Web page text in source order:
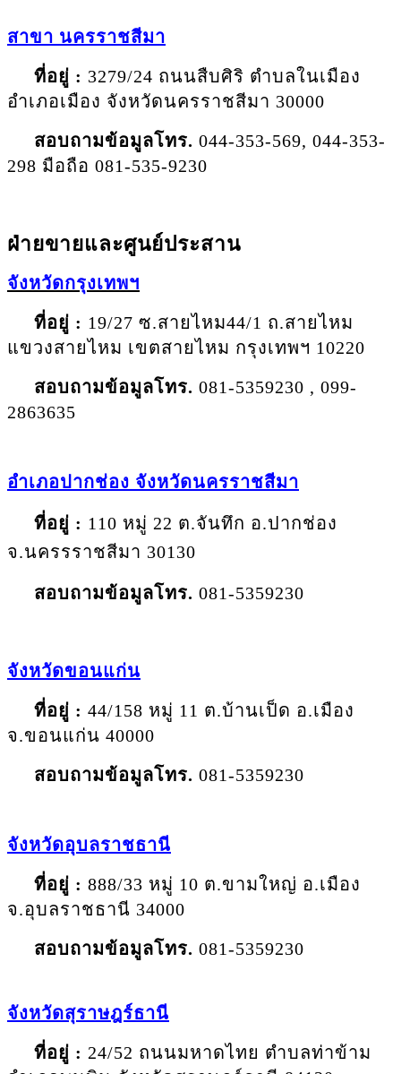
สาขา นครราชสีมา
ที่อยู่ : 3279/24 ถนนสืบศิริ ตำบลในเมือง
อำเภอเมือง จังหวัดนครราชสีมา 30000
สอบถามข้อมูลโทร. 044-353-569, 044-353-
298 มือถือ 081-535-9230
ฝ่ายขายและศูนย์ประสาน
จังหวัดกรุงเทพฯ
ที่อยู่ : 19/27 ซ.สายไหม44/1 ถ.สายไหม
แขวงสายไหม เขตสายไหม กรุงเทพฯ 10220
สอบถามข้อมูลโทร. 081-5359230 , 099-
2863635
อำเภอปากช่อง จังหวัดนครราชสีมา
ที่อยู่ : 110 หมู่ 22 ต.จันทึก อ.ปากช่อง
จ.นครรราชสีมา 30130
สอบถามข้อมูลโทร. 081-5359230
จังหวัดขอนแก่น
ที่อยู่ : 44/158 หมู่ 11 ต.บ้านเป็ด อ.เมือง
จ.ขอนแก่น 40000
สอบถามข้อมูลโทร. 081-5359230
จังหวัดอุบลราชธานี
ที่อยู่ : 888/33 หมู่ 10 ต.ขามใหญ่ อ.เมือง
จ.อุบลราชธานี 34000
สอบถามข้อมูลโทร. 081-5359230
จังหวัดสุราษฎร์ธานี
ที่อยู่ : 24/52 ถนนมหาดไทย ตำบลท่าข้าม